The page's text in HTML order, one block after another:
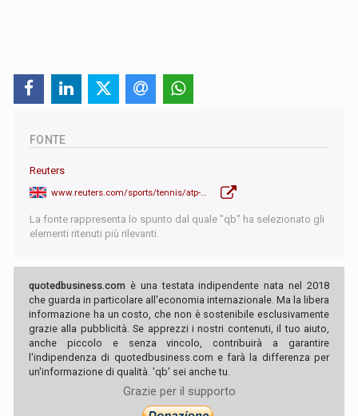
FONTE
Reuters
La fonte rappresenta lo spunto dal quale "qb" ha selezionato gli
elementi ritenuti più rilevanti.
quotedbusiness.com è una testata indipendente nata nel 2018
che guarda in particolare all'economia internazionale. Ma la libera
informazione ha un costo, che non è sostenibile esclusivamente
grazie alla pubblicità. Se apprezzi i nostri contenuti, il tuo aiuto,
anche piccolo e senza vincolo, contribuirà a garantire
l'indipendenza di quotedbusiness.com e farà la differenza per
un'informazione di qualità. 'qb' sei anche tu.
Grazie per il supporto